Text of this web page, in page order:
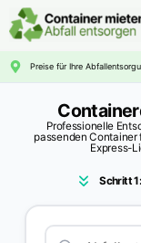
Preise für Ihre
Professionelle
passenden Container
Express-
Schritt